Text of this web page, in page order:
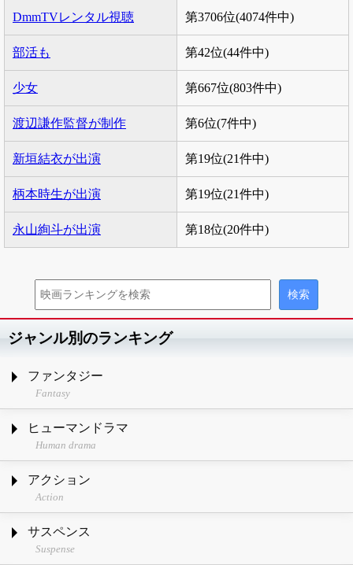
DmmTVレンタル視聴 第3706位(4074件中)
部活も 第42位(44件中)
少女 第667位(803件中)
渡辺謙作監督が制作 第6位(7件中)
新垣結衣が出演 第19位(21件中)
柄本時生が出演 第19位(21件中)
永山絢斗が出演 第18位(20件中)
ジャンル別のランキング
ファンタジー
Fantasy
ヒューマンドラマ
Human drama
アクション
Action
サスペンス
Suspense